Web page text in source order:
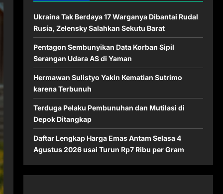
Ukraina Tak Berdaya 17 Warganya Dibantai Rudal
Rusia, Zelensky Salahkan Sekutu Barat
Pentagon Sembunyikan Data Korban Sipil
Serangan Udara AS di Yaman
Hermawan Sulistyo Yakin Kematian Sutrimo
karena Terbunuh
Terduga Pelaku Pembunuhan dan Mutilasi di
Depok Ditangkap
Daftar Lengkap Harga Emas Antam Selasa 4
Agustus 2026 usai Turun Rp7 Ribu per Gram